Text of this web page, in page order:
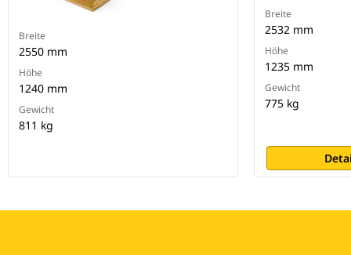
Breite
2550 mm
Höhe
1240 mm
Gewicht
811 kg
Breite
2532 mm
Höhe
1235 mm
Gewicht
775 kg